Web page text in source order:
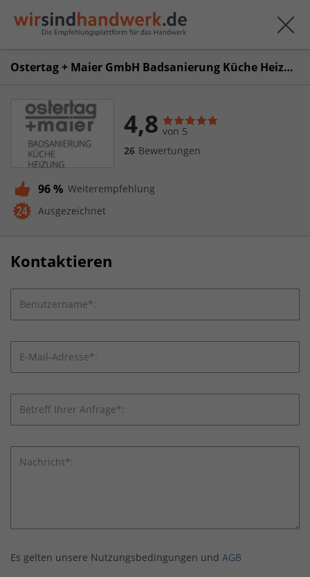
Ostertag + Maier GmbH Badsanierung Küche Heizung
4,8 von 5
26 Bewertungen
96 % Weiterempfehlung
Ausgezeichnet
Kontaktieren
Benutzername*:
E-Mail-Adresse*:
Betreff Ihrer Anfrage*:
Nachricht*:
Es gelten unsere Nutzungsbedingungen und AGB